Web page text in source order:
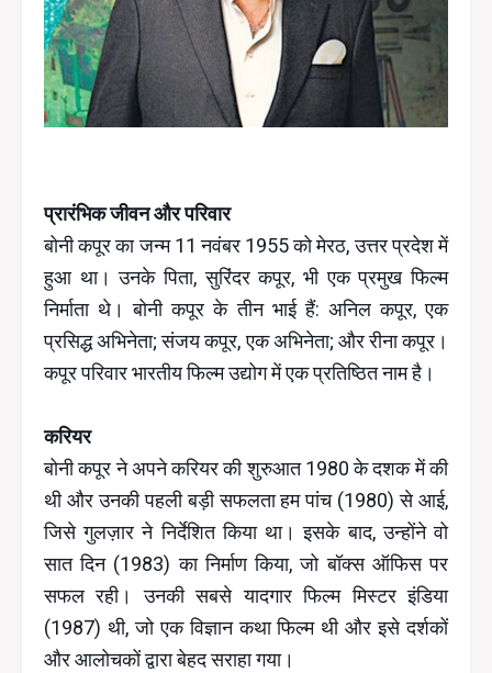
प्रारंभिक जीवन और परिवार
बोनी कपूर का जन्म 11 नवंबर 1955 को मेरठ, उत्तर प्रदेश में
हुआ था। उनके पिता, सुरिंदर कपूर, भी एक प्रमुख फिल्म
निर्माता थे। बोनी कपूर के तीन भाई हैं: अनिल कपूर, एक
प्रसिद्ध अभिनेता; संजय कपूर, एक अभिनेता; और रीना कपूर।
कपूर परिवार भारतीय फिल्म उद्योग में एक प्रतिष्ठित नाम है।
करियर
बोनी कपूर ने अपने करियर की शुरुआत 1980 के दशक में की
थी और उनकी पहली बड़ी सफलता हम पांच (1980) से आई,
जिसे गुलज़ार ने निर्देशित किया था। इसके बाद, उन्होंने वो
सात दिन (1983) का निर्माण किया, जो बॉक्स ऑफिस पर
सफल रही। उनकी सबसे यादगार फिल्म मिस्टर इंडिया
(1987) थी, जो एक विज्ञान कथा फिल्म थी और इसे दर्शकों
और आलोचकों द्वारा बेहद सराहा गया।